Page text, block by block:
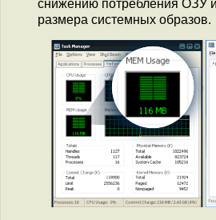
снижению потребления ОЗУ
размера системных образов.